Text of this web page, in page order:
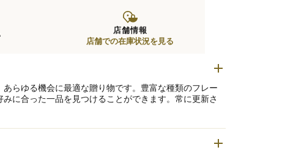
店舗情報
店舗での在庫状況を見る
らゆる機会に最適な贈り物です。豊富な種類のフレー
に合った一品を見つけることができます。常に更新さ
閉できる回転ラッチが備わっています。クリストフル
スが施されていません。木製部分には触れず、クリス